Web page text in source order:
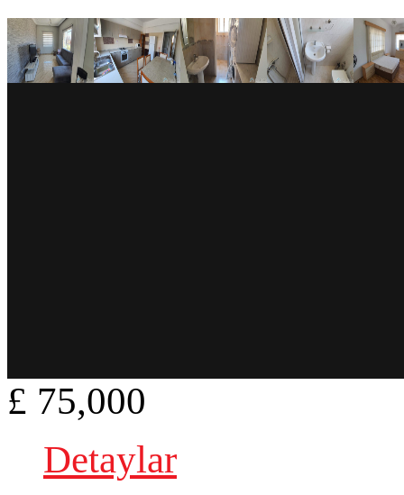
£ 75,000
Detaylar